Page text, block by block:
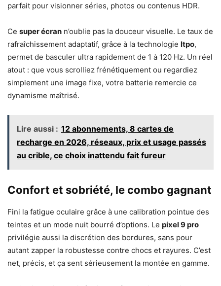
parfait pour visionner séries, photos ou contenus HDR.
Ce super écran n’oublie pas la douceur visuelle. Le taux de
rafraîchissement adaptatif, grâce à la technologie ltpo,
permet de basculer ultra rapidement de 1 à 120 Hz. Un réel
atout : que vous scrolliez frénétiquement ou regardiez
simplement une image fixe, votre batterie remercie ce
dynamisme maîtrisé.
Lire aussi : 12 abonnements, 8 cartes de
recharge en 2026, réseaux, prix et usage passés
au crible, ce choix inattendu fait fureur
Confort et sobriété, le combo gagnant
Fini la fatigue oculaire grâce à une calibration pointue des
teintes et un mode nuit bourré d’options. Le pixel 9 pro
privilégie aussi la discrétion des bordures, sans pour
autant zapper la robustesse contre chocs et rayures. C’est
net, précis, et ça sent sérieusement la montée en gamme.